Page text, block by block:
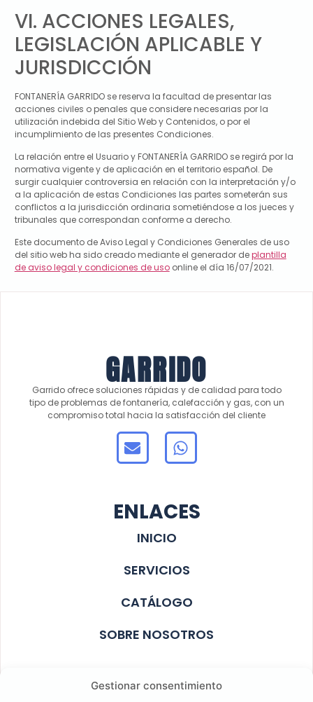
Gestionar consentimiento
VI. ACCIONES LEGALES,
LEGISLACIÓN APLICABLE Y
JURISDICCIÓN
FONTANERÍA GARRIDOse reserva la facultad de presentar las
acciones civiles o penales que considere necesarias por la
utilización indebida del Sitio Web y Contenidos, o por el
incumplimiento de las presentes Condiciones.
La relación entre el Usuario y FONTANERÍA GARRIDOse regirá por la
normativa vigente y de aplicación en el territorio español. De
surgir cualquier controversia en relación con la interpretación y/o
a la aplicación de estas Condiciones las partes someterán sus
conflictos a la jurisdicción ordinaria sometiéndose a los jueces y
tribunales que correspondan conforme a derecho.
Este documento de Aviso Legal y Condiciones Generales de uso
del sitio web ha sido creado mediante el generador deplantilla
de aviso legal y condiciones de usoonline el día 16/07/2021.
GARRIDO
Garrido ofrece soluciones rápidas y de calidad para todo
tipo de problemas de fontanería, calefacción y gas, con un
compromiso total hacia la satisfacción del cliente
ENLACES
INICIO
SERVICIOS
CATÁLOGO
SOBRE NOSOTROS